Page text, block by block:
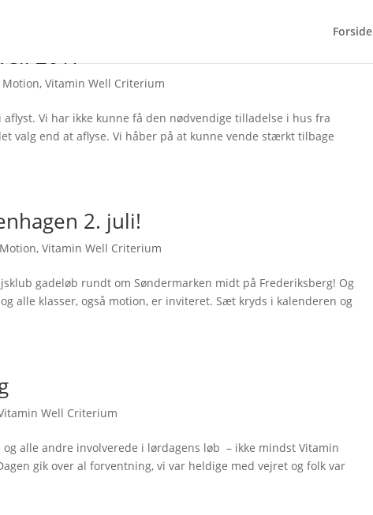
Forside
2017
Motion,Vitamin Well Criterium
Vi har ikke kunne få den nødvendige tilladelse i hus fra
valg end at aflyse. Vi håber på at kunne vende stærkt tilbage
2. juli!
Motion,Vitamin Well Criterium
gadeløb rundt om Søndermarken midt på Frederiksberg! Og
alle klasser, også motion, er inviteret. Sæt kryds i kalenderen og
Well Criterium
alle andre involverede i lørdagens løb – ikke mindst Vitamin
gik over al forventning, vi var heldige med vejret og folk var